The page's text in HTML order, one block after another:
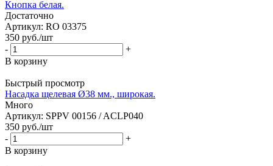
Кнопка белая.
Достаточно
Артикул: RO 03375
350 руб./шт
-
+
В корзину
Быстрый просмотр
Насадка щелевая Ø38 мм., широкая.
Много
Артикул: SPPV 00156 / ACLP040
350 руб./шт
-
+
В корзину